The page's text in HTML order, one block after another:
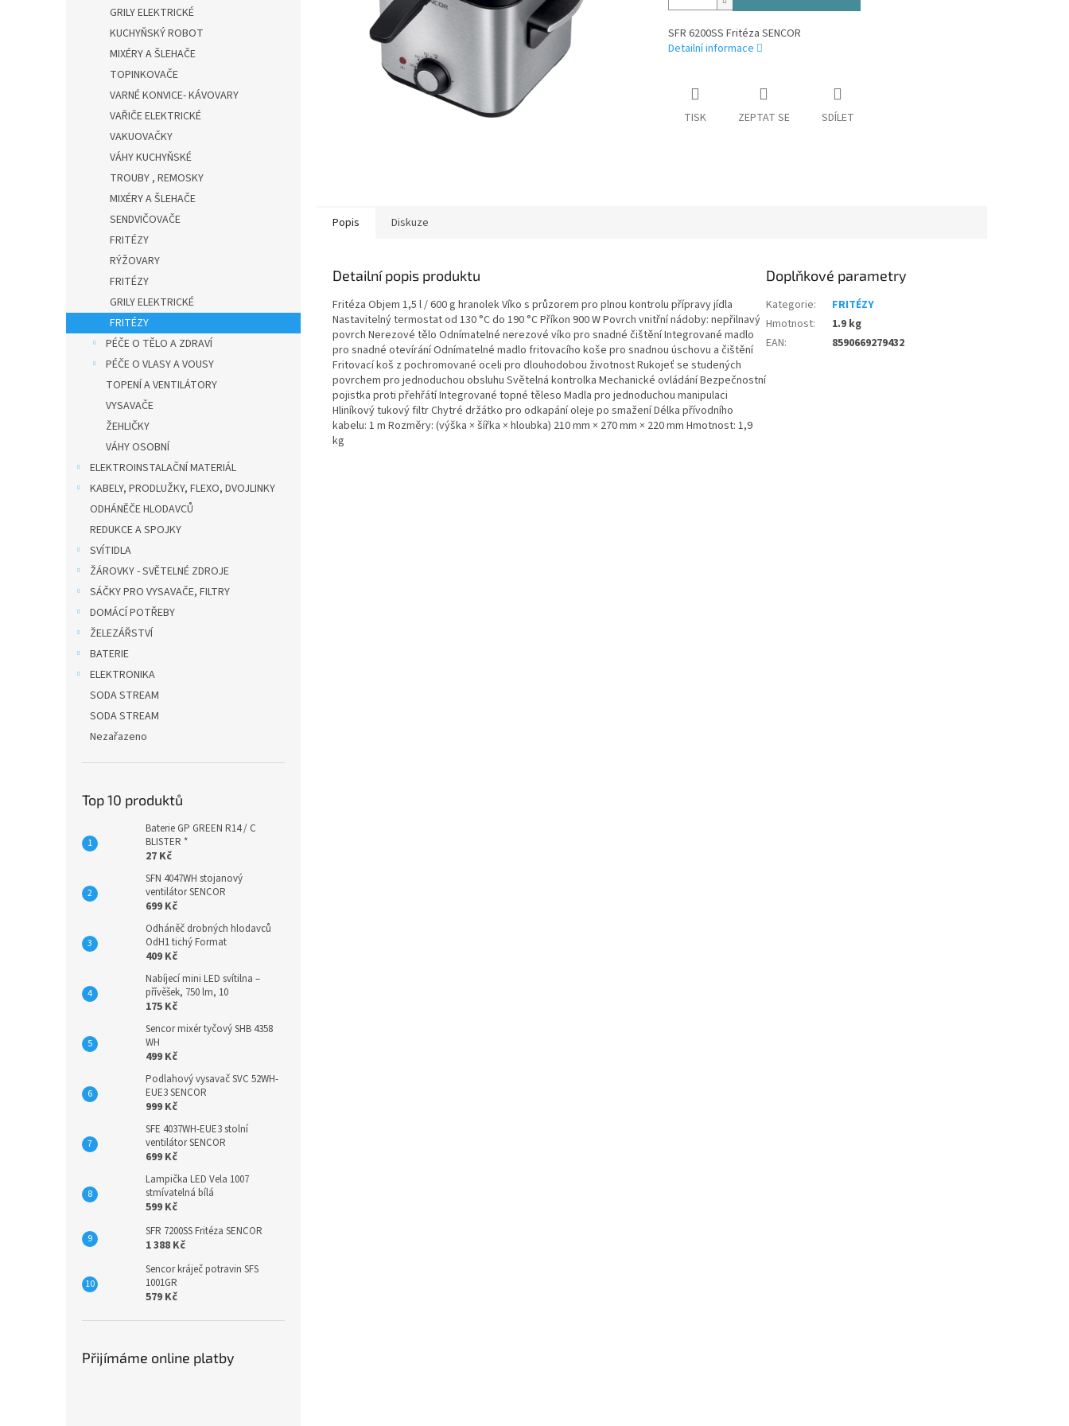
GRILY ELEKTRICKÉ
KUCHYŇSKÝ ROBOT
MIXÉRY A ŠLEHAČE
TOPINKOVAČE
VARNÉ KONVICE- KÁVOVARY
VAŘIČE ELEKTRICKÉ
VAKUOVAČKY
VÁHY KUCHYŇSKÉ
TROUBY , REMOSKY
MIXÉRY A ŠLEHAČE
SENDVIČOVAČE
FRITÉZY
RÝŽOVARY
FRITÉZY
GRILY ELEKTRICKÉ
FRITÉZY
PÉČE O TĚLO A ZDRAVÍ
PÉČE O VLASY A VOUSY
TOPENÍ A VENTILÁTORY
VYSAVAČE
ŽEHLIČKY
VÁHY OSOBNÍ
ELEKTROINSTALAČNÍ MATERIÁL
KABELY, PRODLUŽKY, FLEXO, DVOJLINKY
ODHÁNĚČE HLODAVCŮ
REDUKCE A SPOJKY
SVÍTIDLA
ŽÁROVKY - SVĚTELNÉ ZDROJE
SÁČKY PRO VYSAVAČE, FILTRY
DOMÁCÍ POTŘEBY
ŽELEZÁŘSTVÍ
BATERIE
ELEKTRONIKA
SODA STREAM
SODA STREAM
Nezařazeno
Top 10 produktů
Baterie GP GREEN R14 / C
BLISTER *
27 Kč
SFN 4047WH stojanový
ventilátor SENCOR
699 Kč
Odháněč drobných hlodavců
OdH1 tichý Format
409 Kč
Nabíjecí mini LED svítilna –
přívěšek, 750 lm, 10
175 Kč
Sencor mixér tyčový SHB 4358
WH
499 Kč
Podlahový vysavač SVC 52WH-
EUE3 SENCOR
999 Kč
SFE 4037WH-EUE3 stolní
ventilátor SENCOR
699 Kč
Lampička LED Vela 1007
stmívatelná bílá
599 Kč
SFR 7200SS Fritéza SENCOR
1 388 Kč
Sencor kráječ potravin SFS
1001GR
579 Kč
Přijímáme online platby
SFR 6200SS Fritéza SENCOR
Detailní informace
TISK ZEPTAT SE SDÍLET
Popis Diskuze
Detailní popis produktu
Fritéza Objem 1,5 l / 600 g hranolek Víko s průzorem pro plnou kontrolu přípravy jídla
Nastavitelný termostat od 130 °C do 190 °C Příkon 900 W Povrch vnitřní nádoby: nepřilnavý
povrch Nerezové tělo Odnímatelné nerezové víko pro snadné čištění Integrované madlo
pro snadné otevírání Odnímatelné madlo fritovacího koše pro snadnou úschovu a čištění
Fritovací koš z pochromované oceli pro dlouhodobou životnost Rukojeť se studených
povrchem pro jednoduchou obsluhu Světelná kontrolka Mechanické ovládání Bezpečnostní
pojistka proti přehřátí Integrované topné těleso Madla pro jednoduchou manipulaci
Hliníkový tukový filtr Chytré držátko pro odkapání oleje po smažení Délka přívodního
kabelu: 1 m Rozměry: (výška × šířka × hloubka) 210 mm × 270 mm × 220 mm Hmotnost: 1,9
kg
Doplňkové parametry
Kategorie:
FRITÉZY
Hmotnost:
1.9 kg
EAN: 8590669279432